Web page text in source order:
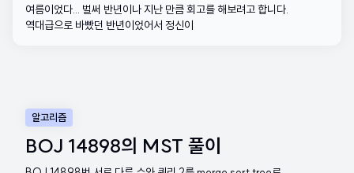
여름이었다... 벌써 반년이나 지난 만큼 회고를 해보려고 합니다.
역대급으로 바빴던 반년이었어서 정신이
알고리즘
BOJ 14898의 MST 풀이